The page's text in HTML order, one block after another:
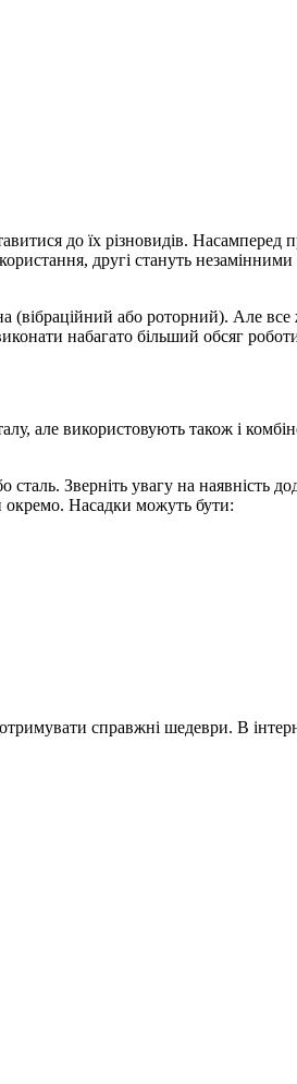
до їх різновидів. Насамперед
другі стануть незамінними
або роторний). Але все
набагато більший обсяг
але використовують також і
Зверніть увагу на наявність
окремо. Насадки можуть бути:
справжні шедеври. В